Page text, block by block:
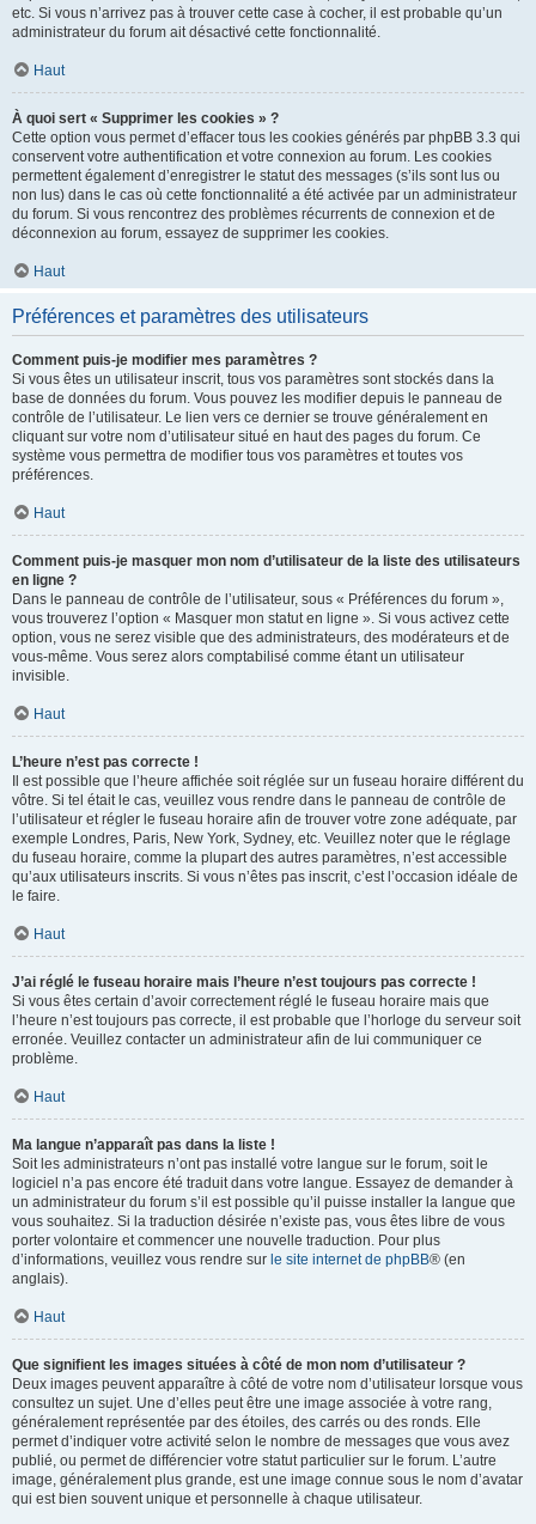
etc. Si vous n’arrivez pas à trouver cette case à cocher, il est probable qu’un
administrateur du forum ait désactivé cette fonctionnalité.
Haut
À quoi sert « Supprimer les cookies » ?
Cette option vous permet d’effacer tous les cookies générés par phpBB 3.3 qui
conservent votre authentification et votre connexion au forum. Les cookies
permettent également d’enregistrer le statut des messages (s’ils sont lus ou
non lus) dans le cas où cette fonctionnalité a été activée par un administrateur
du forum. Si vous rencontrez des problèmes récurrents de connexion et de
déconnexion au forum, essayez de supprimer les cookies.
Haut
Préférences et paramètres des utilisateurs
Comment puis-je modifier mes paramètres ?
Si vous êtes un utilisateur inscrit, tous vos paramètres sont stockés dans la
base de données du forum. Vous pouvez les modifier depuis le panneau de
contrôle de l’utilisateur. Le lien vers ce dernier se trouve généralement en
cliquant sur votre nom d’utilisateur situé en haut des pages du forum. Ce
système vous permettra de modifier tous vos paramètres et toutes vos
préférences.
Haut
Comment puis-je masquer mon nom d’utilisateur de la liste des utilisateurs
en ligne ?
Dans le panneau de contrôle de l’utilisateur, sous « Préférences du forum »,
vous trouverez l’option « Masquer mon statut en ligne ». Si vous activez cette
option, vous ne serez visible que des administrateurs, des modérateurs et de
vous-même. Vous serez alors comptabilisé comme étant un utilisateur
invisible.
Haut
L’heure n’est pas correcte !
Il est possible que l’heure affichée soit réglée sur un fuseau horaire différent du
vôtre. Si tel était le cas, veuillez vous rendre dans le panneau de contrôle de
l’utilisateur et régler le fuseau horaire afin de trouver votre zone adéquate, par
exemple Londres, Paris, New York, Sydney, etc. Veuillez noter que le réglage
du fuseau horaire, comme la plupart des autres paramètres, n’est accessible
qu’aux utilisateurs inscrits. Si vous n’êtes pas inscrit, c’est l’occasion idéale de
le faire.
Haut
J’ai réglé le fuseau horaire mais l’heure n’est toujours pas correcte !
Si vous êtes certain d’avoir correctement réglé le fuseau horaire mais que
l’heure n’est toujours pas correcte, il est probable que l’horloge du serveur soit
erronée. Veuillez contacter un administrateur afin de lui communiquer ce
problème.
Haut
Ma langue n’apparaît pas dans la liste !
Soit les administrateurs n’ont pas installé votre langue sur le forum, soit le
logiciel n’a pas encore été traduit dans votre langue. Essayez de demander à
un administrateur du forum s’il est possible qu’il puisse installer la langue que
vous souhaitez. Si la traduction désirée n’existe pas, vous êtes libre de vous
porter volontaire et commencer une nouvelle traduction. Pour plus
d’informations, veuillez vous rendre sur le site internet de phpBB® (en
anglais).
Haut
Que signifient les images situées à côté de mon nom d’utilisateur ?
Deux images peuvent apparaître à côté de votre nom d’utilisateur lorsque vous
consultez un sujet. Une d’elles peut être une image associée à votre rang,
généralement représentée par des étoiles, des carrés ou des ronds. Elle
permet d’indiquer votre activité selon le nombre de messages que vous avez
publié, ou permet de différencier votre statut particulier sur le forum. L’autre
image, généralement plus grande, est une image connue sous le nom d’avatar
qui est bien souvent unique et personnelle à chaque utilisateur.